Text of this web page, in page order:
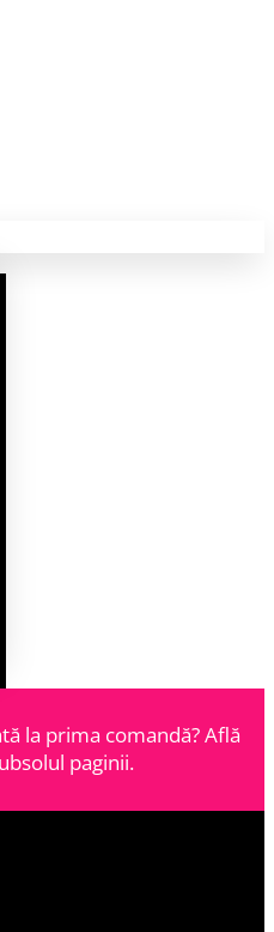
la prima comandă? Află
paginii.